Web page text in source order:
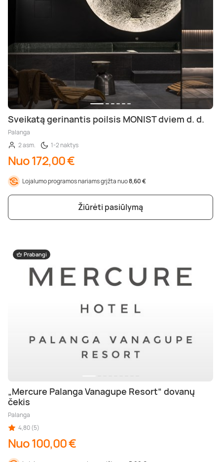
Sveikatą gerinantis poilsis MONIST dviem d. d.
Palanga
2 asm.
1-2 naktys
Nuo 172,00 €
Lojalumo programos nariams grįžta nuo8,60 €
Žiūrėti pasiūlymą
Prabangi
„Mercure Palanga Vanagupe Resort“ dovanų
čekis
Palanga
4,80 (5)
Nuo 100,00 €